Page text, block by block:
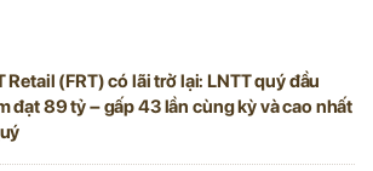
Retail (FRT) có lãi trở lại: LNTT quý đầu
đạt 89 tỷ – gấp 43 lần cùng kỳ và cao nhất